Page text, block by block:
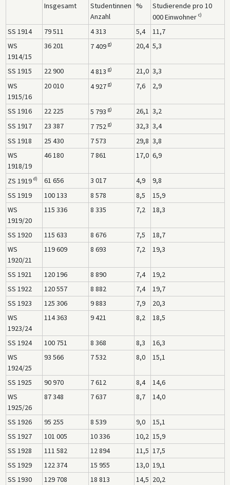
Insgesamt
Studentinnen
Anzahl
%
Studierende pro 10
000 Einwohner c)
SS 1914 79 511 4 313 5,4
11,7
WS
1914/15
36 201 7 409 g) 20,4 5,3
SS 1915 22 900 4 813 g) 21,0 3,3
WS
1915/16
20 010 4 927 g) 7,6 2,9
SS 1916 22 225 5 793 g) 26,1 3,2
SS 1917
23 387 7 752 g) 32,3 3,4
SS 1918
25 430 7 573 29,8 3,8
WS
1918/19
46 180 7 861 17,0 6,9
ZS 1919 d) 61 656 3 017 4,9
9,8
SS 1919
100 133 8 578 8,5
15,9
WS
1919/20
115 336 8 335 7,2 18,3
SS 1920 115 633 8 676 7,5
18,7
WS
1920/21
119 609 8 693 7,2 19,3
SS 1921 120 196 8 890 7,4
19,2
SS 1922
120 557 8 882 7,4
19,7
SS 1923
125 306 9 883 7,9
20,3
WS
1923/24
114 363 9 421 8,2 18,5
SS 1924 100 751 8 368 8,3
16,3
WS
1924/25
93 566 7 532 8,0 15,1
SS 1925 90 970 7 612 8,4
14,6
WS
1925/26
87 348 7 637 8,7 14,0
SS 1926 95 255 8 539 9,0
15,1
SS 1927
101 005 10 336 10,2 15,9
SS 1928
111 582 12 894 11,5 17,5
SS 1929
122 374 15 955 13,0 19,1
SS 1930
129 708 18 813 14,5 20,2